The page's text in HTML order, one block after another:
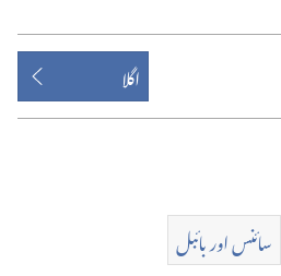
اگلا
سائنس اور بائبل